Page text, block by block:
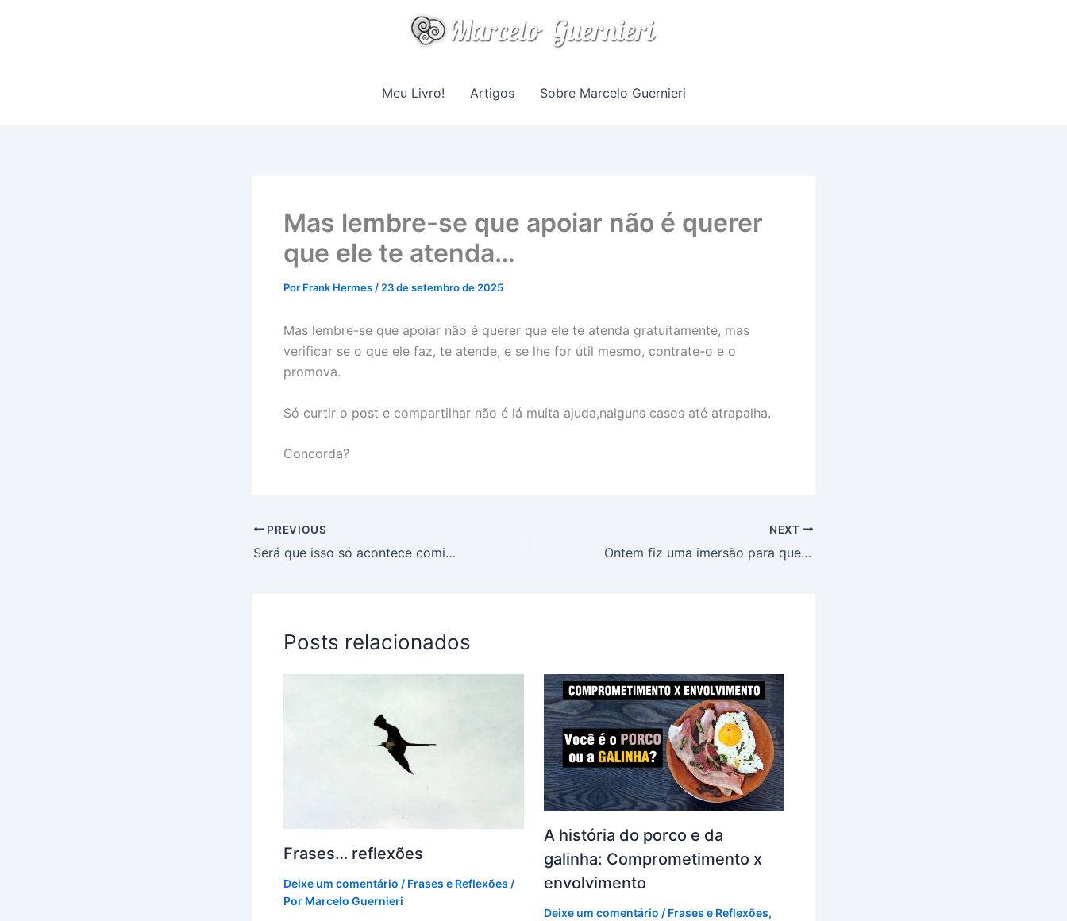
Meu Livro!
Artigos Sobre Marcelo Guernieri
Mas lembre-se que apoiar não é querer
que ele te atenda…
Por Frank Hermes / 23 de setembro de 2025
Mas lembre-se que apoiar não é querer que ele te atenda gratuitamente, mas
verificar se o que ele faz, te atende, e se lhe for útil mesmo, contrate-o e o
promova.
Só curtir o post e compartilhar não é lá muita ajuda,nalguns casos até atrapalha.
Concorda?
PREVIOUS
Será que isso só acontece comigo?
NEXT
Ontem fiz uma imersão para quem participou do BEX, o evento ao vivo…
Posts relacionados
Frases… reflexões
Deixe um comentário / Frases e Reflexões /
Por Marcelo Guernieri
A história do porco e da
galinha: Comprometimento x
envolvimento
Deixe um comentário / Frases e Reflexões,